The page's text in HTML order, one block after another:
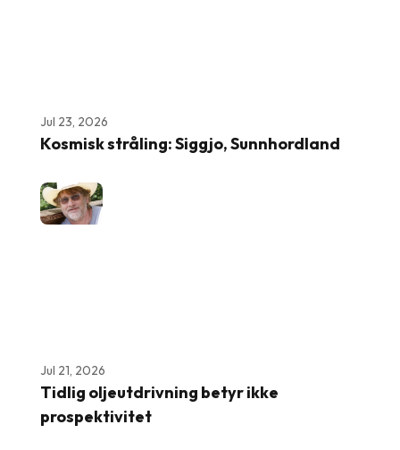
Jul 23, 2026
Kosmisk stråling: Siggjo, Sunnhordland
Jul 21, 2026
Tidlig oljeutdrivning betyr ikke
prospektivitet